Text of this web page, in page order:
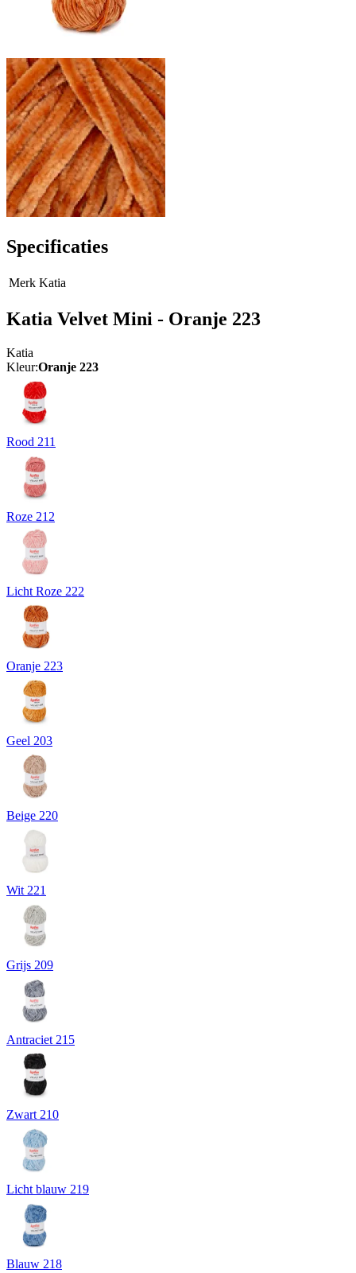
Specificaties
Merk Katia
Katia Velvet Mini - Oranje 223
Katia
Kleur:Oranje 223
Rood 211
Roze 212
Licht Roze 222
Oranje 223
Geel 203
Beige 220
Wit 221
Grijs 209
Antraciet 215
Zwart 210
Licht blauw 219
Blauw 218